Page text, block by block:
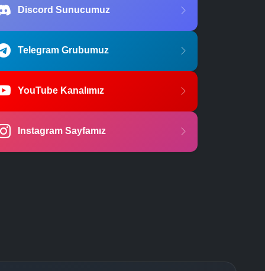
Discord Sunucumuz
Telegram Grubumuz
YouTube Kanalımız
Instagram Sayfamız